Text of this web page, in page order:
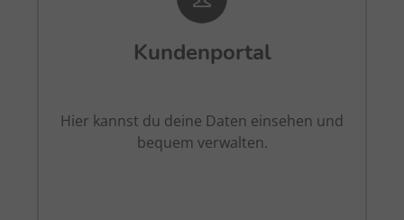
Kundenportal
Hier kannst du deine Daten einsehen und
bequem verwalten.